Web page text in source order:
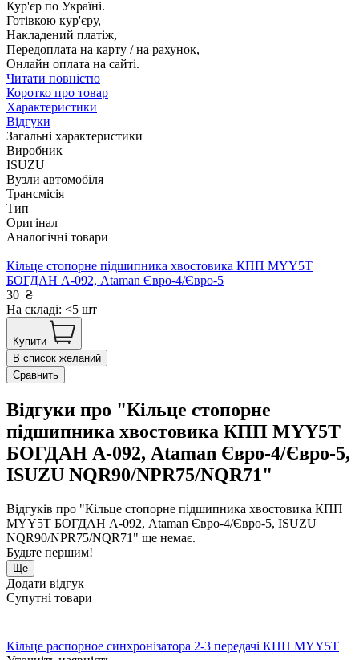
Кур'єр по Україні.
Готівкою кур'єру,
Накладений платіж,
Передоплата на карту / на рахунок,
Онлайн оплата на сайті.
Читати повністю
Коротко про товар
Характеристики
Відгуки
Загальні характеристики
Виробник
ISUZU
Вузли автомобіля
Трансмісія
Тип
Оригінал
Аналогічні товари
Кільце стопорне підшипника хвостовика КПП MYY5T
БОГДАН А-092, Ataman Євро-4/Євро-5
30 ₴
На складі: <5 шт
Купити
В список желаний
Сравнить
Відгуки про "Кільце стопорне
підшипника хвостовика КПП MYY5T
БОГДАН А-092, Ataman Євро-4/Євро-5,
ISUZU NQR90/NPR75/NQR71"
Відгуків про "Кільце стопорне підшипника хвостовика КПП
MYY5T БОГДАН А-092, Ataman Євро-4/Євро-5, ISUZU
NQR90/NPR75/NQR71" ще немає.
Будьте першим!
Ще
Додати відгук
Супутні товари
Кільце распорное синхронізатора 2-3 передачі КПП MYY5T